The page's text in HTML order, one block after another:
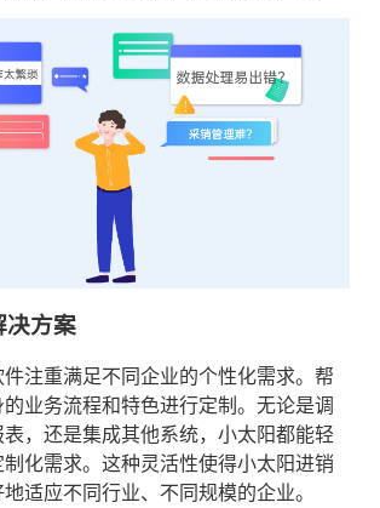
决方案
注重满足不同企业的个性化需求。帮
业务流程和特色进行定制。无论是调
，还是集成其他系统，小太阳都能轻
化需求。这种灵活性使得小太阳进销
适应不同行业、不同规模的企业。